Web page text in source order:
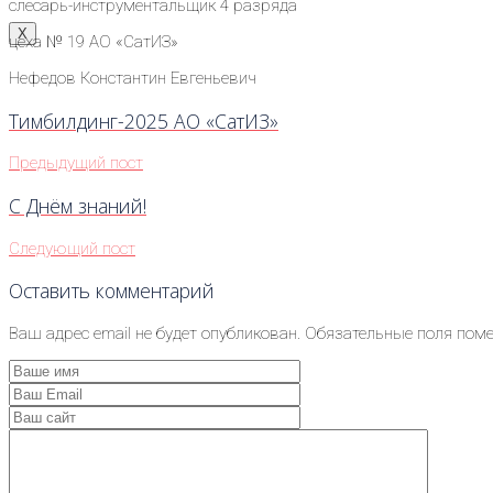
X
слесарь-инструментальщик 4 разряда
цеха № 19 АО «СатИЗ»
Нефедов Константин Евгеньевич
Тимбилдинг-2025 АО «СатИЗ»
Предыдущий пост
С Днём знаний!
Следующий пост
Оставить комментарий
Ваш адрес email не будет опубликован. Обязательные поля